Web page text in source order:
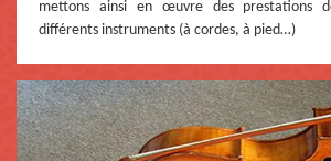
mettons ainsi en œuvre des prestations
différents instruments (à cordes, à pied…)